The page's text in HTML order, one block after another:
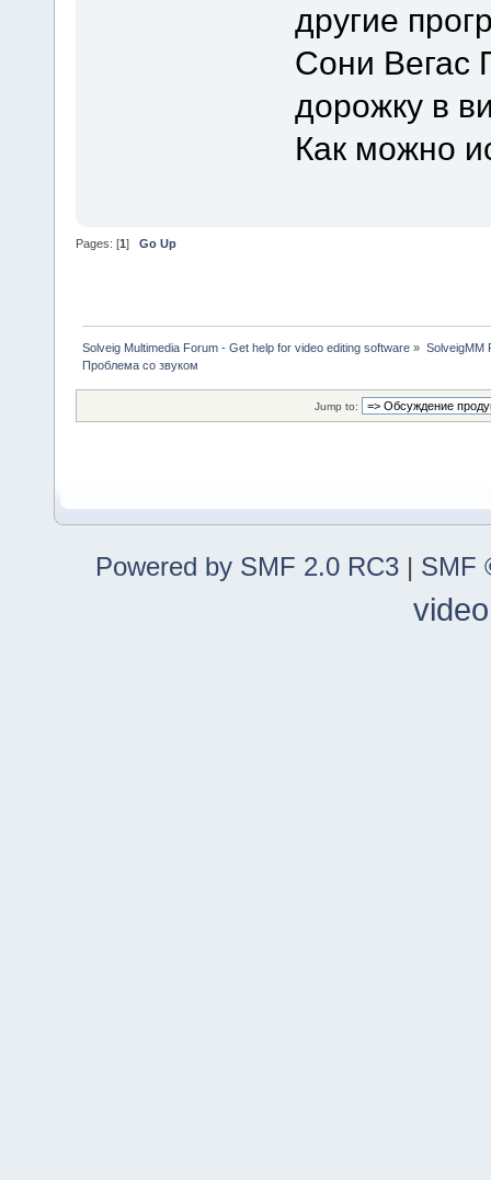
другие
Сони Вегас
дорожку в
Как можно
Pages: [1 ] Go Up
Solveig Multimedia Forum - Get help for video editing software » SolveigMM
Проблема со звуком
Jump to:
Powered by SMF 2.0 RC3 | SMF